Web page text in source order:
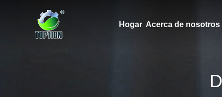
Hogar Acerca de nosotros